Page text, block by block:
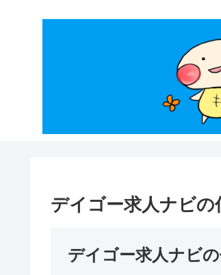
デイゴー求人ナビ
デイゴー求人ナビ